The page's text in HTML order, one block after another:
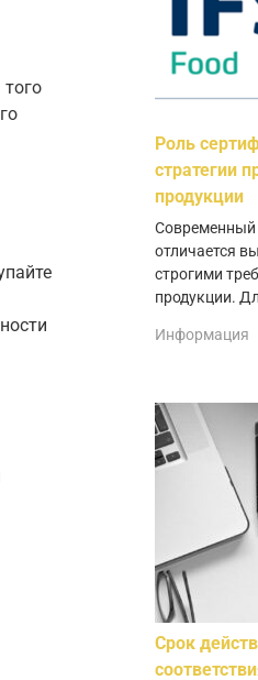
Роль
стратегии
продукции
Современный
отличается
строгими
продукции.
Информация
Срок